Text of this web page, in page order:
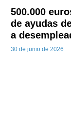
500.000
de ayudas
a
30 de junio de 2026